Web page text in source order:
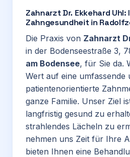
Zahnarzt Dr. Ekkehard
Zahngesundheit in
Die Praxis von Zahnarzt
in der Bodenseestraße 3,
am Bodensee, für Sie da.
Wert auf eine umfassende
patientenorientierte
ganze Familie. Unser Ziel
langfristig gesund zu
strahlendes Lächeln zu
nehmen uns Zeit für Ihre
bieten Ihnen eine